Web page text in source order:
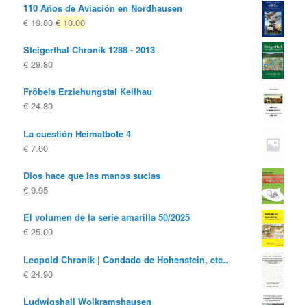
original
era:
actual
es:
110 Años de Aviación en Nordhausen
€19.80 El
original
€ 10.00El
actual
Steigerthal Chronik 1288 - 2013
€ 29.80
Fröbels Erziehungstal Keilhau
€ 24.80
La cuestión Heimatbote 4
€ 7.60
Dios hace que las manos sucias
€ 9.95
El volumen de la serie amarilla 50/2025
€ 25.00
Leopold Chronik | Condado de Hohenstein, etc..
€ 24.90
Ludwigshall Wolkramshausen